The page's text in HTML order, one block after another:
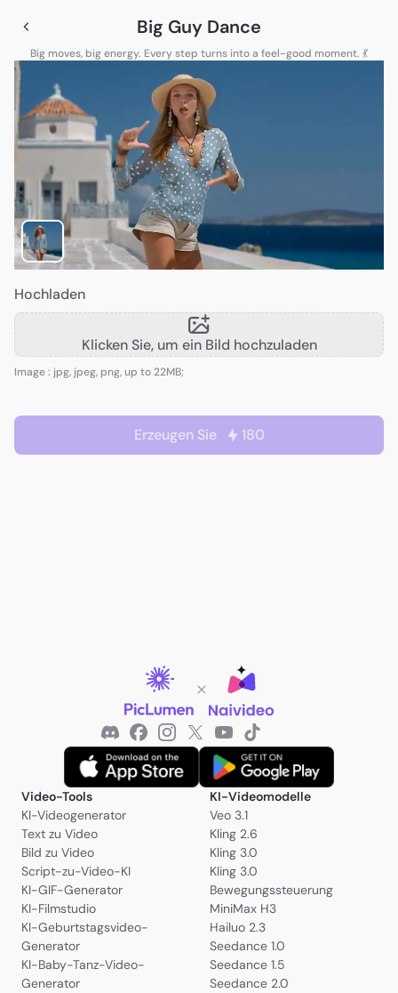
Hochladen
Klicken Sie, um ein Bild hochzuladen
Image : jpg, jpeg, png, up to 22MB;
Erzeugen Sie 180
Big Guy Dance
Big moves, big energy. Every step turns into a feel-good moment. 💃
Video-Tools
KI-Videogenerator
Text zu Video
Bild zu Video
Script-zu-Video-KI
KI-GIF-Generator
KI-Filmstudio
KI-Geburtstagsvideo-
Generator
KI-Baby-Tanz-Video-
Generator
KI-Videomodelle
Veo 3.1
Kling 2.6
Kling 3.0
Kling 3.0
Bewegungssteuerung
MiniMax H3
Hailuo 2.3
Seedance 1.0
Seedance 1.5
Seedance 2.0